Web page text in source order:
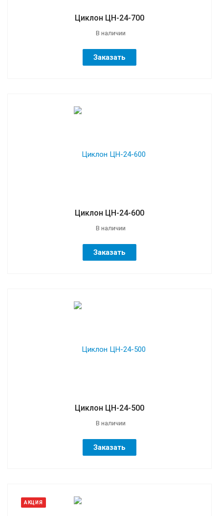
Циклон ЦН-24-700
В наличии
Заказать
Циклон ЦН-24-600
В наличии
Заказать
Циклон ЦН-24-500
В наличии
Заказать
АКЦИЯ